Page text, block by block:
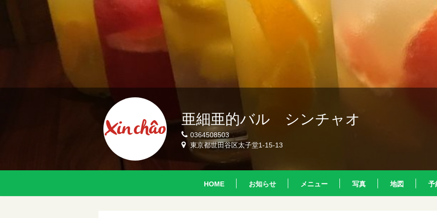
亜細亜的バル シンチャオ
0364508503
東京都世田谷区太子堂1-15-13
HOME お知らせ メニュー 写真 地図 予